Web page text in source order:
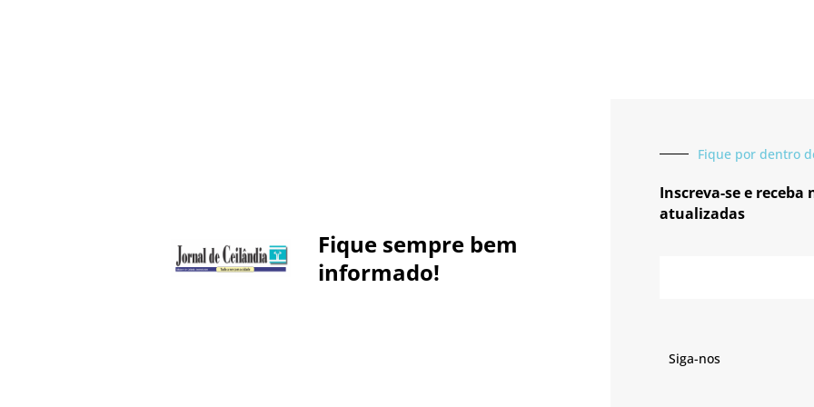
Fique sempre bem
informado!
Fique por dentro
Inscreva-se e
atualizadas
Siga-nos